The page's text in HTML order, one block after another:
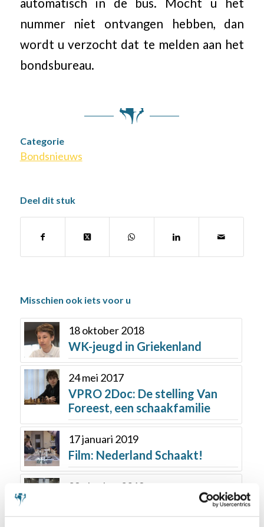
automatisch in de bus. Mocht u het
nummer niet ontvangen hebben, dan
wordt u verzocht dat te melden aan het
bondsbureau.
Categorie
Bondsnieuws
Deel dit stuk
Misschien ook iets voor u
18 oktober 2018
WK-jeugd in Griekenland
24 mei 2017
VPRO 2Doc: De stelling Van
Foreest, een schaakfamilie
17 januari 2019
Film: Nederland Schaakt!
29 oktober 2019
EK landenteams: Nederlandse
teams vallen terug